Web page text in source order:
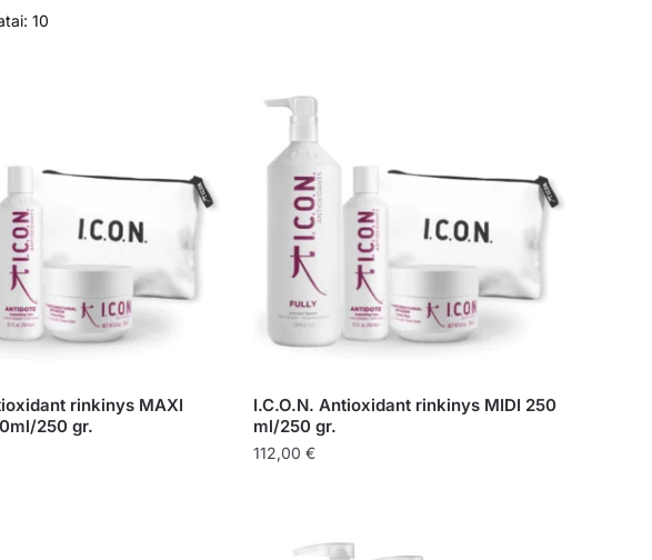
10
rinkinys MAXI
250 gr.
I.C.O.N. Antioxidant rinkinys MIDI 250
ml/250 gr.
112,00 €